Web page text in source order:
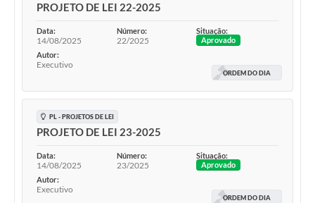
PROJETO DE LEI 22-2025
Data:
14/08/2025
Número:
22/2025
Situação:
Aprovado
Autor:
Executivo
ORDEM DO DIA
PL - PROJETOS DE LEI
PROJETO DE LEI 23-2025
Data:
14/08/2025
Número:
23/2025
Situação:
Aprovado
Autor:
Executivo
ORDEM DO DIA